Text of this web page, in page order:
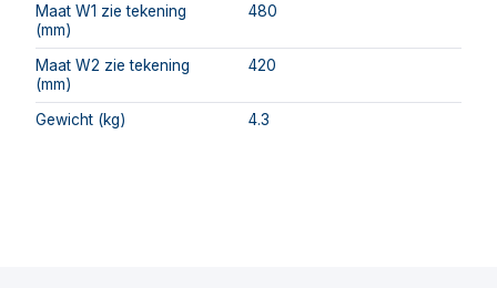
Maat W1 zie tekening
(mm)
480
Maat W2 zie tekening
(mm)
420
Gewicht (kg) 4.3